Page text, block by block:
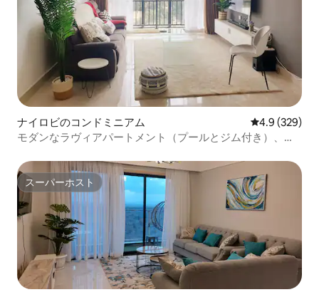
ナイロビのコンドミニアム レビュー329
4.9 (329)
モダンなラヴィアパートメント（プールとジム付き）、モ
スーパーホスト
スーパーホスト